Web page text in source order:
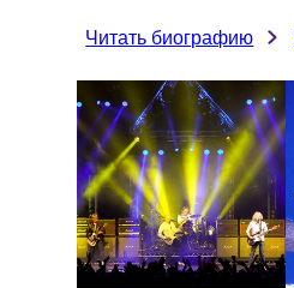
Читать биографию